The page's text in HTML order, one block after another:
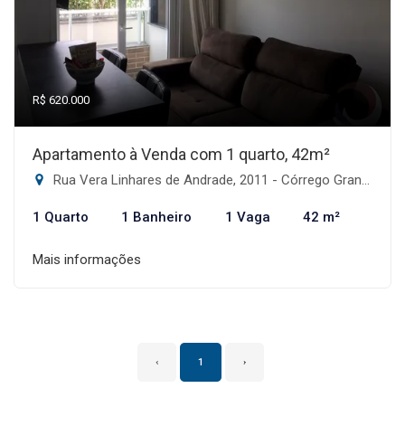
R$ 620.000
Apartamento à Venda com 1 quarto, 42m²
Rua Vera Linhares de Andrade, 2011 - Córrego Grande, Florianópolis-SC
1 Quarto 1 Banheiro 1 Vaga 42 m²
Mais informações
‹ 1 ›